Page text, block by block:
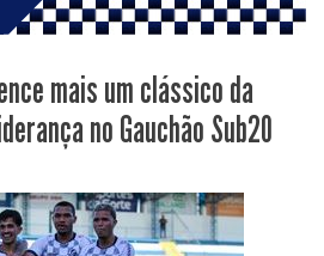
mais um clássico da
no Gauchão Sub20